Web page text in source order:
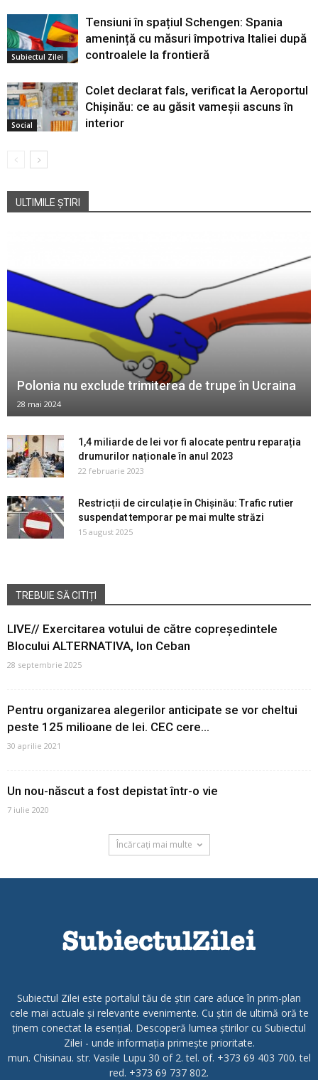
Subiectul Zilei
Tensiuni în spațiul Schengen: Spania
amenință cu măsuri împotriva Italiei după
controalele la frontieră
Social
Colet declarat fals, verificat la Aeroportul
Chișinău: ce au găsit vameșii ascuns în
interior
ULTIMILE ȘTIRI
Polonia nu exclude trimiterea de trupe în Ucraina
28 mai 2024
1,4 miliarde de lei vor fi alocate pentru reparația
drumurilor naționale în anul 2023
22 februarie 2023
Restricții de circulație în Chișinău: Trafic rutier
suspendat temporar pe mai multe străzi
15 august 2025
TREBUIE SĂ CITIȚI
LIVE// Exercitarea votului de către copreședintele
Blocului ALTERNATIVA, Ion Ceban
28 septembrie 2025
Pentru organizarea alegerilor anticipate se vor cheltui
peste 125 milioane de lei. CEC cere...
30 aprilie 2021
Un nou-născut a fost depistat într-o vie
7 iulie 2020
Încărcați mai multe
Subiectul Zilei este portalul tău de știri care aduce în prim-plan
cele mai actuale și relevante evenimente. Cu știri de ultimă oră te
ținem conectat la esențial. Descoperă lumea știrilor cu Subiectul
Zilei - unde informația primește prioritate.
mun. Chisinau. str. Vasile Lupu 30 of 2. tel. of. +373 69 403 700. tel
red. +373 69 737 802.